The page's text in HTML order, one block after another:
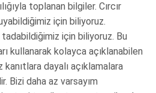
toplanan bilgiler. Cırcır
için biliyoruz.
için biliyoruz. Bu
kullanarak kolayca açıklanabilen
dayalı açıklamalara
Bizi daha az varsayım